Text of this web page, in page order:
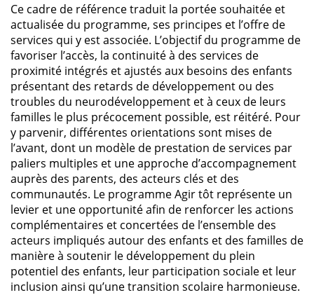
Ce cadre de référence traduit la portée souhaitée et
actualisée du programme, ses principes et l’offre de
services qui y est associée. L’objectif du programme de
favoriser l’accès, la continuité à des services de
proximité intégrés et ajustés aux besoins des enfants
présentant des retards de développement ou des
troubles du neurodéveloppement et à ceux de leurs
familles le plus précocement possible, est réitéré. Pour
y parvenir, différentes orientations sont mises de
l’avant, dont un modèle de prestation de services par
paliers multiples et une approche d’accompagnement
auprès des parents, des acteurs clés et des
communautés. Le programme Agir tôt représente un
levier et une opportunité afin de renforcer les actions
complémentaires et concertées de l’ensemble des
acteurs impliqués autour des enfants et des familles de
manière à soutenir le développement du plein
potentiel des enfants, leur participation sociale et leur
inclusion ainsi qu’une transition scolaire harmonieuse.